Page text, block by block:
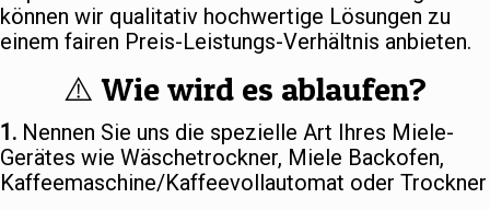
können wir qualitativ hochwertige Lösungen zu
einem fairen Preis-Leistungs-Verhältnis anbieten.
⚠️ Wie wird es ablaufen?
1. Nennen Sie uns die spezielle Art Ihres Miele-
Gerätes wie Wäschetrockner, Miele Backofen,
Kaffeemaschine/Kaffeevollautomat oder Trockner